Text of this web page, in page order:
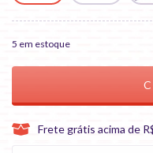
5 em estoque
Frete grátis acima de